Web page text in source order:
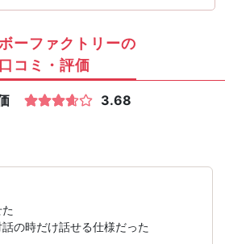
ーファクトリーの
口コミ・評価
3.68
の時だけ話せる仕様だった